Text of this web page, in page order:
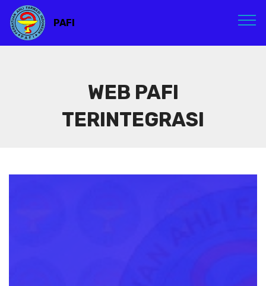
PAFI
WEB PAFI
TERINTEGRASI